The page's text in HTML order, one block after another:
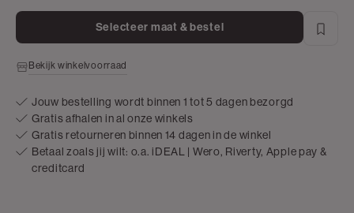
Selecteer maat & bestel
Bekijk winkelvoorraad
Jouw bestelling wordt binnen 1 tot 5 dagen bezorgd
Gratis afhalen in al onze winkels
Gratis retourneren binnen 14 dagen in de winkel
Betaal zoals jij wilt: o.a. iDEAL | Wero, Riverty, Apple pay &
creditcard